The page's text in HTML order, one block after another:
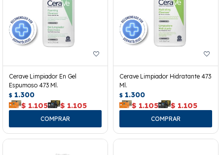
Cerave Limpiador En Gel
Espumoso 473 Ml.
$ 1.300
$ 1.105 $ 1.105
Cerave Limpiador Hidratante 473
Ml.
$ 1.300
$ 1.105 $ 1.105